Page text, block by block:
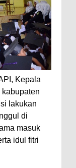
Kepala
lakukan
di
masuk
idul fitri